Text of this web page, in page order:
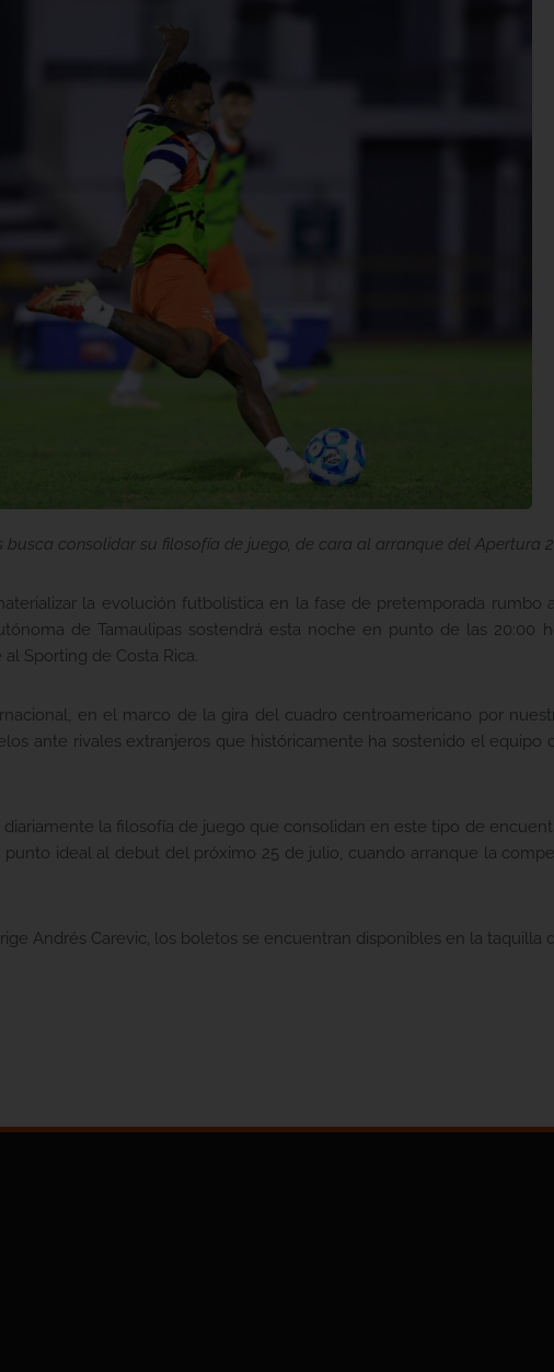
consolidar su filosofía de juego, de cara al arranque del Apertura
la evolución futbolística en la fase de pretemporada rumbo
de Tamaulipas sostendrá esta noche en punto de las 20:00
Sporting de Costa Rica.
en el marco de la gira del cuadro centroamericano por
ante rivales extranjeros que históricamente ha sostenido el equipo
la filosofía de juego que consolidan en este tipo de
ideal al debut del próximo 25 de julio, cuando arranque la
Andrés Carevic, los boletos se encuentran disponibles en la taquilla